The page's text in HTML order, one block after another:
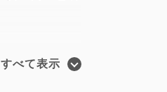
すべて表示